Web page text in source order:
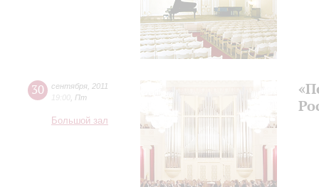
30 сентября 2011
19:00 Пт
Большой зал